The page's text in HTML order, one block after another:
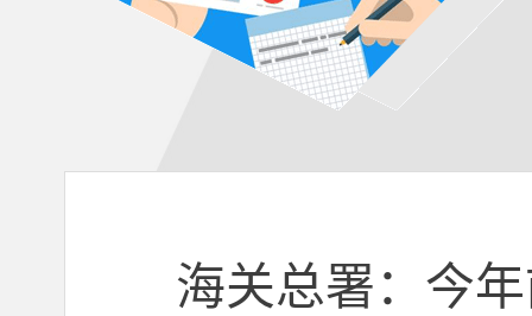
海关总署：今